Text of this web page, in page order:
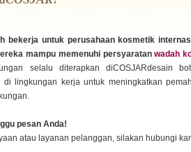
bekerja untuk perusahaan kosmetik
mampu memenuhi persyaratanwadah
selalu diterapkan diCOSJARdesain
di lingkungan kerja untuk meningkatkan
pesan Anda!
atau layanan pelanggan, silakan hubungi